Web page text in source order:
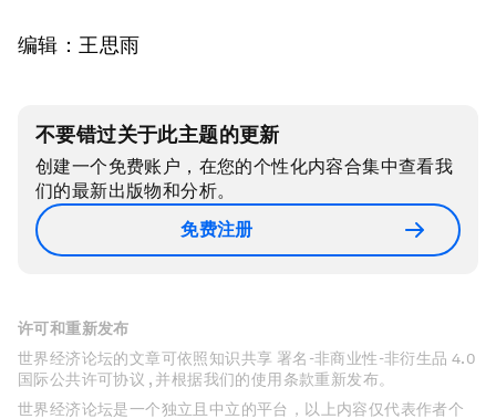
编辑：王思雨
不要错过关于此主题的更新
创建一个免费账户，在您的个性化内容合集中查看我
们的最新出版物和分析。
免费注册
许可和重新发布
世界经济论坛的文章可依照知识共享 署名-非商业性-非衍生品 4.0
国际公共许可协议 , 并根据我们的使用条款重新发布。
世界经济论坛是一个独立且中立的平台，以上内容仅代表作者个